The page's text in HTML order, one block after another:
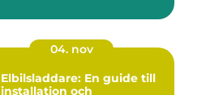
04. nov
Elbilsladdare: En guide till
installation och